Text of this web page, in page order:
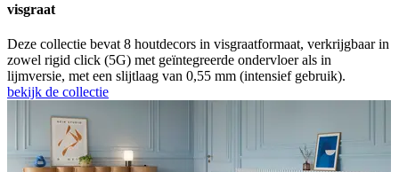
visgraat
Deze collectie bevat 8 houtdecors in visgraatformaat, verkrijgbaar in
zowel rigid click (5G) met geïntegreerde ondervloer als in
lijmversie, met een slijtlaag van 0,55 mm (intensief gebruik).
bekijk de collectie